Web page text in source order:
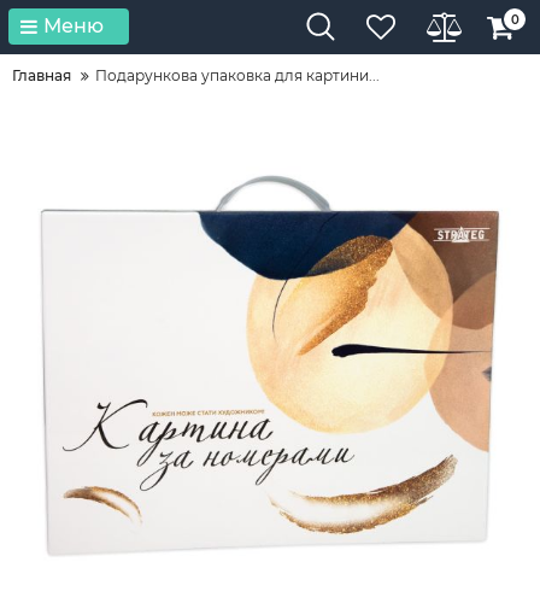
Меню 0
Главная Подарункова упаковка для картини...